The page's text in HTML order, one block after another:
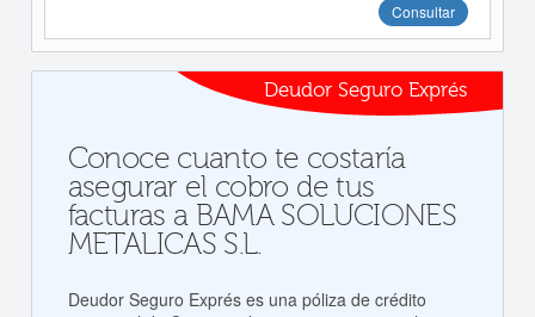
Consultar
Deudor Seguro Exprés
Conoce cuanto te costaría
asegurar el cobro de tus
facturas a BAMA SOLUCIONES
METALICAS S.L.
Deudor Seguro Exprés es una póliza de crédito